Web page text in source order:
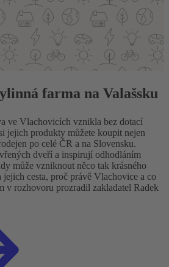
farma na Valašsku
ve Vlachovicích vznikla bez dotací
jejich produkty můžete koupit nejen
po celé ČR a na Slovensku.
dveří a inspirují odhodláním
může vzniknout něco tak krásného
jejich cesta, proč právě Vlachovice a co
v rozhovoru prozradil zakladatel Radek